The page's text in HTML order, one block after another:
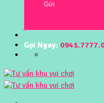
Gửi
Gọi Ngay: